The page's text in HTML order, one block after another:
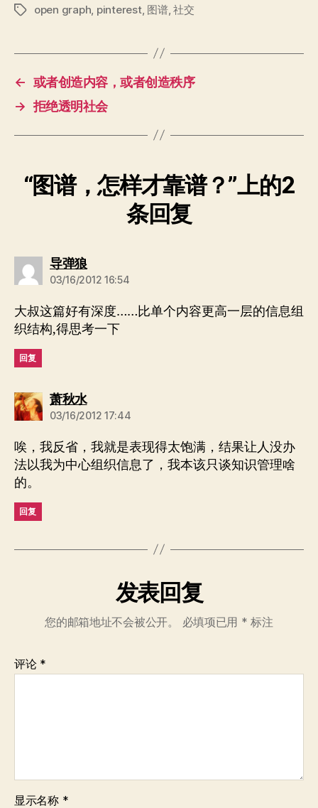
标
open graph pinterest, 图谱,社交
← 或者创造内容，或者创造秩序
→ 拒绝透明社会
“图谱，怎样才靠谱？”上的2
条回复
导弹狼说：
03/16/2012 16:54
大叔这篇好有深度……比单个内容更高一层的信息组
织结构,得思考一下
回复
萧秋水说：
03/16/2012 17:44
唉，我反省，我就是表现得太饱满，结果让人没办
法以我为中心组织信息了，我本该只谈知识管理啥
的。
回复
发表回复
您的邮箱地址不会被公开。 必填项已用 * 标注
评论 *
显示名称 *